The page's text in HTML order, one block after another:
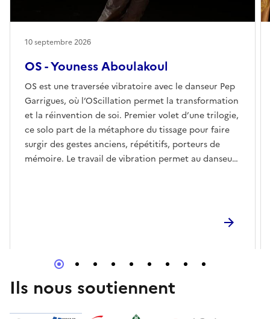
OS - Youness Aboulakoul
OS est une traversée vibratoire avec le danseur Pep
Garrigues, où l’OScillation permet la transformation
et la réinvention de soi. Premier volet d’une trilogie,
ce solo part de la métaphore du tissage pour faire
surgir des gestes anciens, répétitifs, porteurs de
mémoire. Le travail de vibration permet au danseur
10 septembre 2026
Ils nous soutiennent